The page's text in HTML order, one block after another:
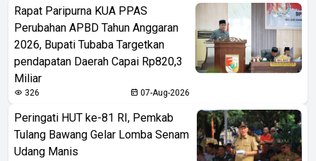
Rapat Paripurna KUA PPAS
Perubahan APBD Tahun Anggaran
2026, Bupati Tubaba Targetkan
pendapatan Daerah Capai Rp820,3
Miliar
326 07-Aug-2026
Peringati HUT ke-81 RI, Pemkab
Tulang Bawang Gelar Lomba Senam
Udang Manis